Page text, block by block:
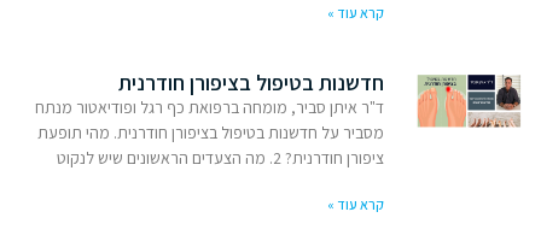
קרא עוד »
חדשנות בטיפול בציפורן חודרנית
ד"ר איתן סביר, מומחה ברפואת כף רגל ופודיאטור מנתח
מסביר על חדשנות בטיפול בציפורן חודרנית. מהי תופעת
ציפורן חודרנית? 2. מה הצעדים הראשונים שיש לנקוט
קרא עוד »